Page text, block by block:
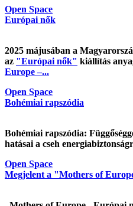
Open Space
Európai nők
2025 májusában a
az "Európai nők" kiállítás
Europe –...
Open Space
Bohémiai rapszódia
Bohémiai rapszódia:
hatásai a cseh
Open Space
Megjelent a "Mothers of